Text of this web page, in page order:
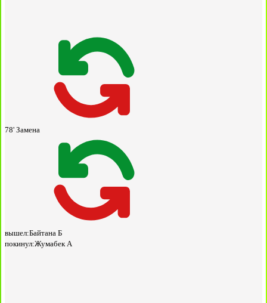
78' Замена
вышел:Байтана Б
покинул:Жумабек А